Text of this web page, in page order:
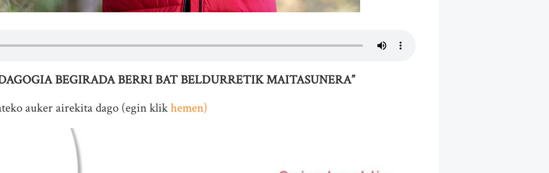
BEGIRADA BERRI BAT BELDURRETIK MAITASUNERA”
auker airekita dago (egin klikhemen)